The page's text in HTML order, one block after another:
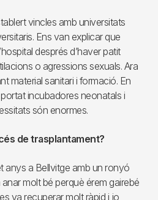
vincles amb universitats
Ens van explicar que
després d’haver patit
o agressions sexuals. Ara
material sanitari i formació. En
incubadores neonatals i
són enormes.
de trasplantament?
anys a Bellvitge amb un ronyó
molt bé perquè érem gairebé
va recuperar molt ràpid i jo